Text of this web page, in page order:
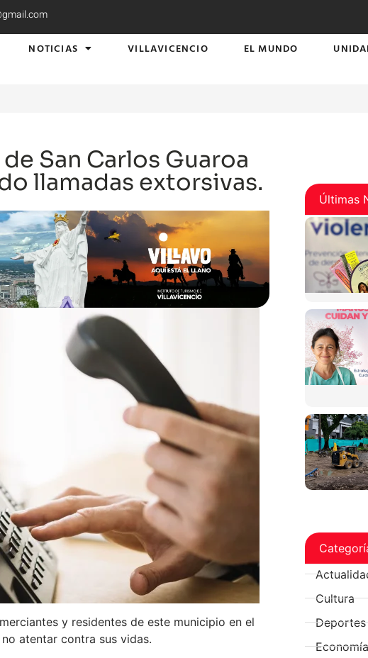
NOTICIAS VILLAVICENCIO EL MUNDO
San Carlos Guaroa
llamadas extorsivas.
y residentes de este municipio en el
atentar contra sus vidas.
Últimas
Cultura
Deportes